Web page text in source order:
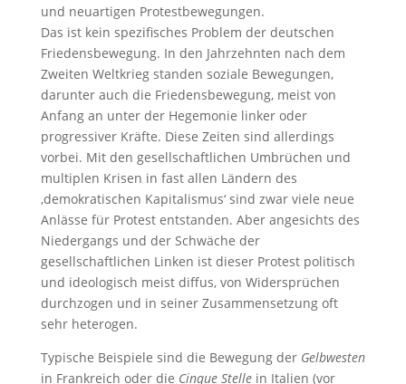
und neuartigen Protestbewegungen.
Das ist kein spezifisches Problem der deutschen
Friedensbewegung. In den Jahrzehnten nach dem
Zweiten Weltkrieg standen soziale Bewegungen,
darunter auch die Friedensbewegung, meist von
Anfang an unter der Hegemonie linker oder
progressiver Kräfte. Diese Zeiten sind allerdings
vorbei. Mit den gesellschaftlichen Umbrüchen und
multiplen Krisen in fast allen Ländern des
‚demokratischen Kapitalismus‘ sind zwar viele neue
Anlässe für Protest entstanden. Aber angesichts des
Niedergangs und der Schwäche der
gesellschaftlichen Linken ist dieser Protest politisch
und ideologisch meist diffus, von Widersprüchen
durchzogen und in seiner Zusammensetzung oft
sehr heterogen.
Typische Beispiele sind die Bewegung der Gelbwesten
in Frankreich oder die Cinque Stellein Italien (vor